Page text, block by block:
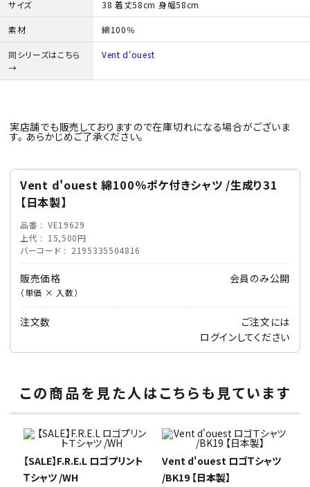
特定商取引法について
サイズ 38 着丈58cm 身幅58cm
素材 綿100％
同シリーズはこちら
→
Vent d'ouest
実店舗でも販売しておりますので在庫切れになる場合がございま
す。 あらかじめご了承ください。
Vent d'ouest 綿100％ポケ付きシャツ /生成り31
【日本製】
品番
VE19629
上代
15,500円
バーコード
2195335504816
販売価格
（単価 × 入数）
会員のみ公開
注文数
ご注文には
ログインしてください
この商品を見た人はこちらも見ています
【SALE】F.R.E.L ロゴプリント
Ｔシャツ /WH
Vent d'ouest ロゴＴシャツ
/BK19 【日本製】